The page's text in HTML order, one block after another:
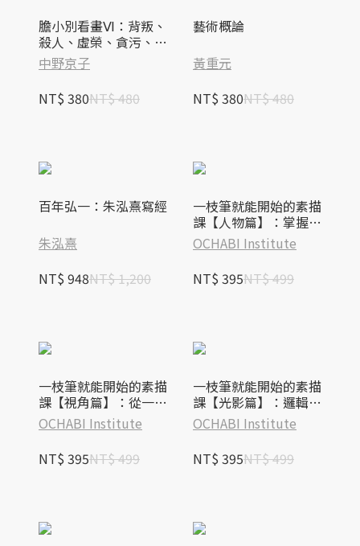
膽小別看畫Ⅵ：背叛、
殺人、虛榮、貪污、虐
待動物……名畫中不能
承受之「惡」
中野京子
NT$ 380NT$ 480
藝術概論
黃重元
NT$ 380NT$ 480
百年弘一：朱泓熹寫經
朱泓熹
NT$ 948NT$ 1,200
一枝筆就能開始的素描
課【人物篇】：掌握人
類身體構造再下筆，即
使是火柴人，也能畫出
生動角色！
OCHABI Institute
NT$ 395NT$ 499
一枝筆就能開始的素描
課【視角篇】：從一條
線開始的邏輯素描技
法，沒有繪畫天賦也能
畫出傳達力、空間感！
OCHABI Institute
NT$ 395NT$ 499
一枝筆就能開始的素描
課【光影篇】：邏輯素
描技法，任何人隨時隨
地、沒有繪畫天賦也能
畫出立體感！
OCHABI Institute
NT$ 395NT$ 499